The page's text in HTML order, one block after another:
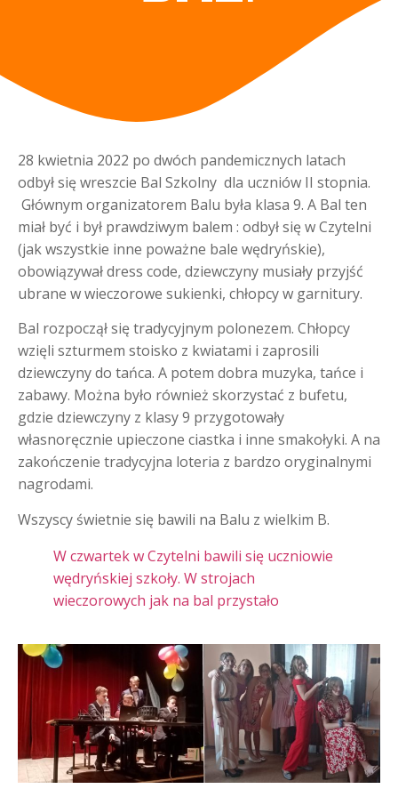
28 kwietnia 2022 po dwóch pandemicznych latach
odbył się wreszcie Bal Szkolny dla uczniów II stopnia.
Głównym organizatorem Balu była klasa 9. A Bal ten
miał być i był prawdziwym balem : odbył się w Czytelni
(jak wszystkie inne poważne bale wędryńskie),
obowiązywał dress code, dziewczyny musiały przyjść
ubrane w wieczorowe sukienki, chłopcy w garnitury.
Bal rozpoczął się tradycyjnym polonezem. Chłopcy
wzięli szturmem stoisko z kwiatami i zaprosili
dziewczyny do tańca. A potem dobra muzyka, tańce i
zabawy. Można było również skorzystać z bufetu,
gdzie dziewczyny z klasy 9 przygotowały
własnoręcznie upieczone ciastka i inne smakołyki. A na
zakończenie tradycyjna loteria z bardzo oryginalnymi
nagrodami.
Wszyscy świetnie się bawili na Balu z wielkim B.
W czwartek w Czytelni bawili się uczniowie
wędryńskiej szkoły. W strojach
wieczorowych jak na bal przystało